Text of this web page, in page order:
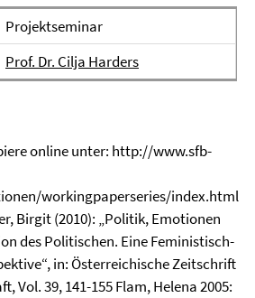
Projektseminar
Prof. Dr. Cilja Harders
online unter: http://www.sfb-
workingpaperseries/index.html
Birgit (2010): „Politik, Emotionen
des Politischen. Eine Feministisch-
in: Österreichische Zeitschrift
Vol. 39, 141-155 Flam, Helena 2005: